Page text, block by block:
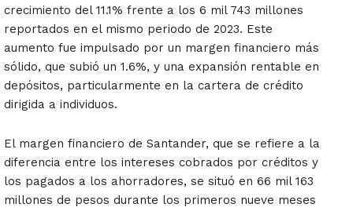
crecimiento del 11.1% frente a los 6 mil 743 millones
reportados en el mismo periodo de 2023. Este
aumento fue impulsado por un margen financiero más
sólido, que subió un 1.6%, y una expansión rentable en
depósitos, particularmente en la cartera de crédito
dirigida a individuos.
El margen financiero de Santander, que se refiere a la
diferencia entre los intereses cobrados por créditos y
los pagados a los ahorradores, se situó en 66 mil 163
millones de pesos durante los primeros nueve meses